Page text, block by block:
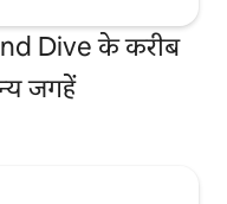
Dive के करीब
जगहें